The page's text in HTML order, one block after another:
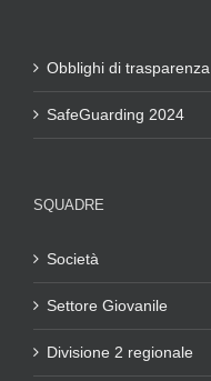
Obblighi di trasparenza
SafeGuarding 2024
SQUADRE
Società
Settore Giovanile
Divisione 2 regionale